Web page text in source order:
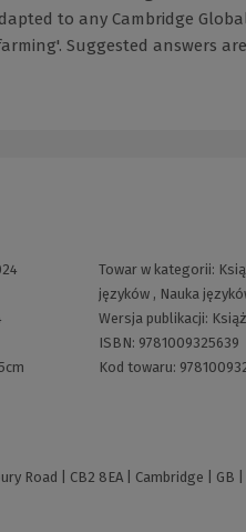
to any Cambridge Global
Suggested answers
Towar w kategorii:
języków, Nauka
Wersja publikacji:
ISBN: 9781009325639
Kod towaru:
Road | CB2 8EA | Cambridge | GB |